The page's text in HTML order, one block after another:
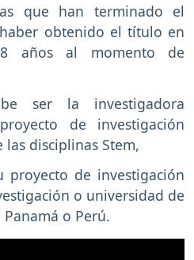
que han terminado el
obtenido el título en
años al momento de
ser la investigadora
de investigación
disciplinas Stem,
proyecto de investigación
o universidad de
o Perú.